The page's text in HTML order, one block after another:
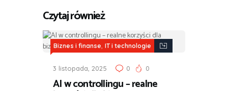
Czytaj również
Biznes i finanse IT i technologie
3 listopada, 2025 0 0
AI w controllingu – realne